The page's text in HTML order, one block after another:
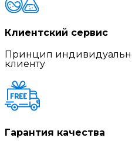
Клиентский сервис
Принцип
клиенту
Гарантия качества